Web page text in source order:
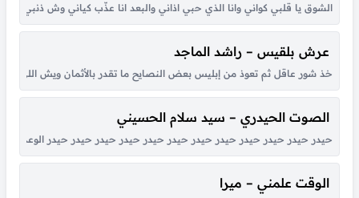
الشوق يا قلبي كواني وانا الذي حبي اذاني والبعد انا عذّب كياني وش ذنبي انا
عرش بلقيس – راشد الماجد
خذ شور عاقل ثم تعوذ من إبليس بعض النصايح ما تقدر بالأثمان ويش اللي
الصوت الحيدري – سيد سلام الحسيني
حيدر حيدر حيدر حيدر حيدر حيدر حيدر حيدر حيدر حيدر حيدر حيدر الوعد
الوقت علمني – ميرا